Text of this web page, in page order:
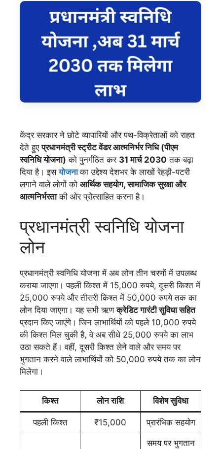
केंद्र सरकार ने छोटे व्यापारियों और पथ-विक्रेताओं को राहत
देते हुएप्रधानमंत्री स्ट्रीट वेंडर आत्मनिर्भर निधि (पीएम
स्वनिधि योजना) को पुनर्गठित कर 31 मार्च 2030 तक बढ़ा
दिया है। इसयोजनाका उद्देश्य देशभर के लाखों रेहड़ी-पटरी
लगाने वाले लोगों को आर्थिक सहयोग, सामाजिक सुरक्षा और
आत्मनिर्भरताकी ओर प्रोत्साहित करना है।
प्रधानमंत्री स्वनिधि योजना
लोन
प्रधानमंत्री स्वनिधि योजना में अब लोन तीन चरणों में उपलब्ध
कराया जाएगा। पहली किश्त में 15,000 रुपये, दूसरी किश्त में
25,000 रुपये और तीसरी किश्त में 50,000 रुपये तक का
लोन दिया जाएगा। यह सभी ऋणक्रेडिट गारंटी सुविधा सहित
प्रदान किए जाएंगे। जिन लाभार्थियों को पहले 10,000 रुपये
की किश्त मिल चुकी है, वे अब सीधे 25,000 रुपये का लाभ
उठा सकते हैं। वहीं, दूसरी किश्त लेने वाले और समय पर
भुगतान करने वाले लाभार्थियों को 50,000 रुपये तक का लोन
मिलेगा।
किश्त लोन राशि विशेष सुविधा
पहली किश्त ₹15,000 प्रारंभिक सहयोग
समय पर भुगतान